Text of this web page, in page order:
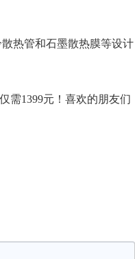
热管和石墨散热膜等设计
1399元！喜欢的朋友们